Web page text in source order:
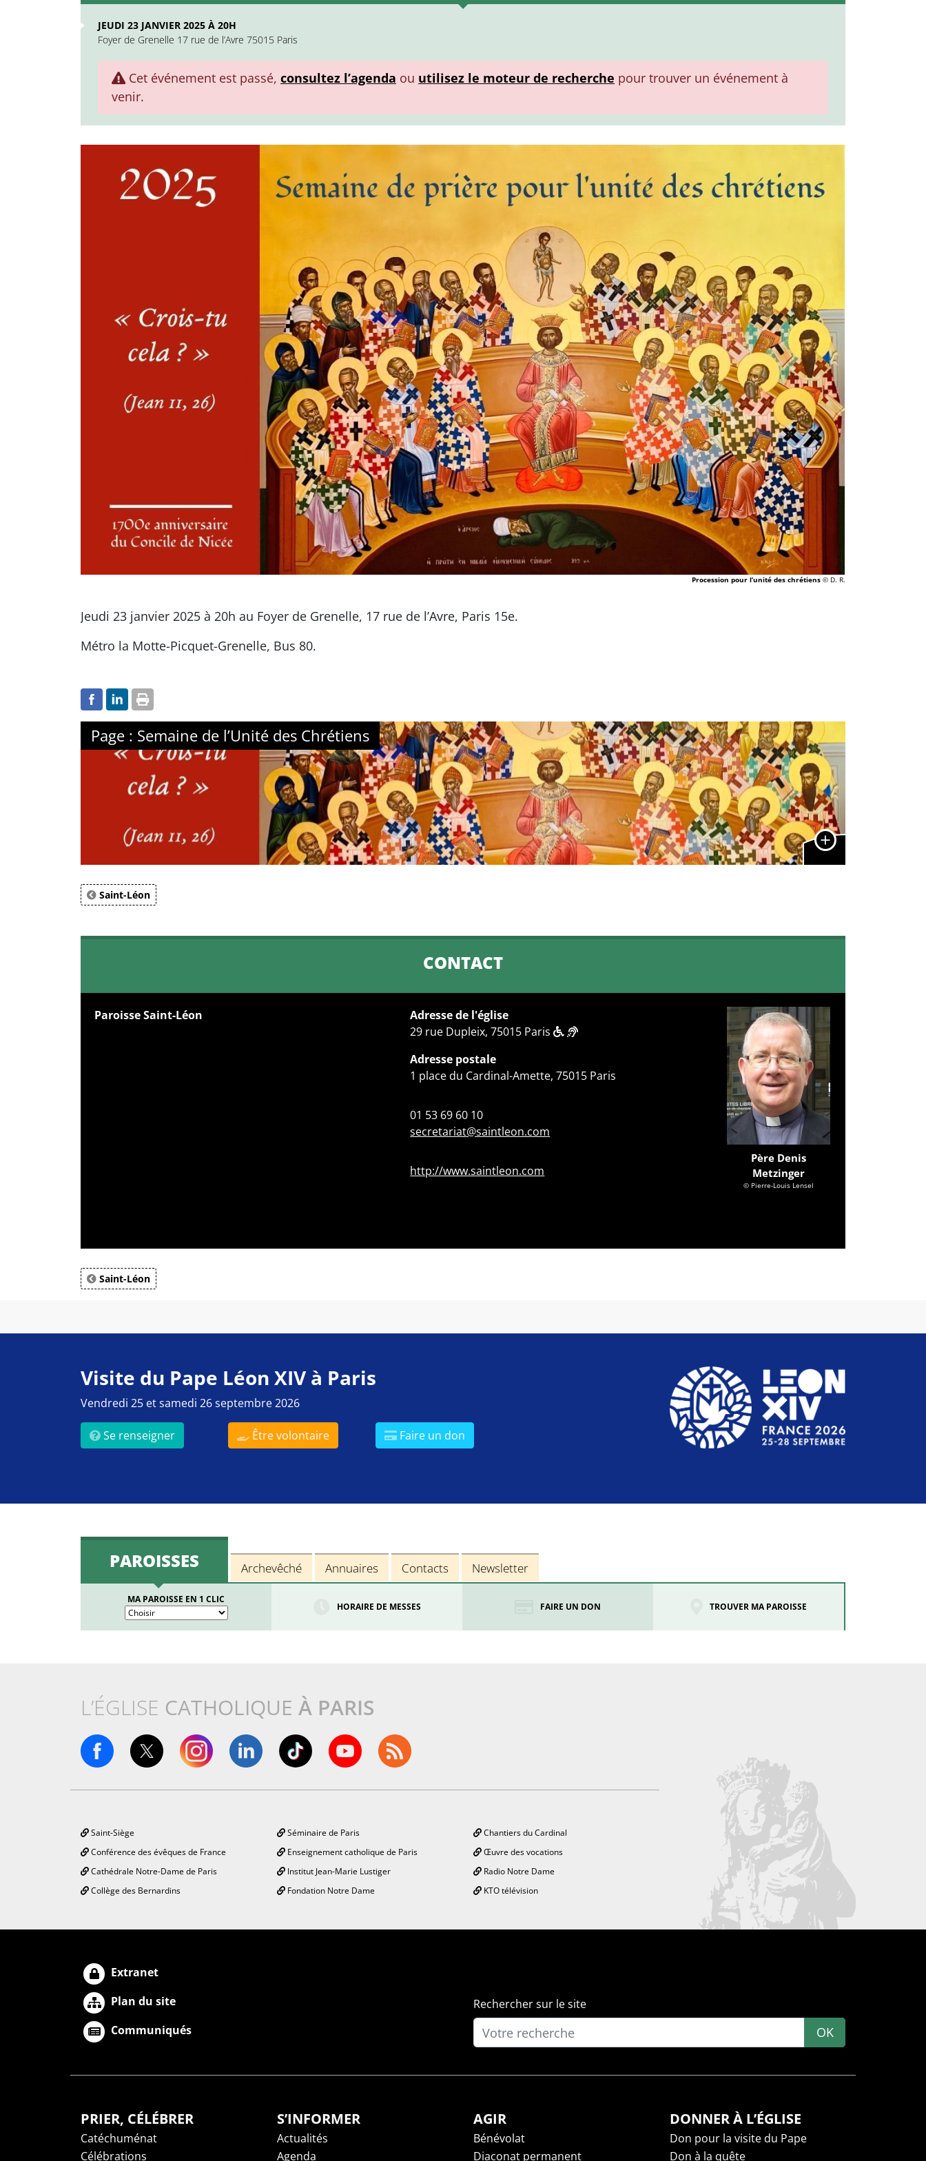
JEUDI 23 JANVIER 2025 À 20H
Foyer de Grenelle 17 rue de l’Avre 75015 Paris
Cet événement est passé, consultez l’agenda ou utilisez le moteur de recherche pour trouver un événement à
venir.
Procession pour l’unité des chrétiens © D. R.
Jeudi 23 janvier 2025 à 20h au Foyer de Grenelle, 17 rue de l’Avre, Paris 15e.
Métro la Motte-Picquet-Grenelle, Bus 80.
Page : Semaine de l’Unité des Chrétiens
Saint-Léon
CONTACT
Paroisse Saint-Léon
Adresse de l'église
29 rue Dupleix, 75015 Paris
Adresse postale
1 place du Cardinal-Amette, 75015 Paris
01 53 69 60 10
secretariat@saintleon.com
http://www.saintleon.com
Père Denis
Metzinger
© Pierre-Louis Lensel
Saint-Léon
Visite du Pape Léon XIV à Paris
Vendredi 25 et samedi 26 septembre 2026
Se renseigner Être volontaire Faire un don
PAROISSES Archevêché Annuaires Contacts Newsletter
MA PAROISSE EN 1 CLIC
HORAIRE DE MESSES FAIRE UN DON TROUVER MA PAROISSE
L’ÉGLISE CATHOLIQUE À PARIS
Saint-Siège
Conférence des évêques de France
Cathédrale Notre-Dame de Paris
Collège des Bernardins
Séminaire de Paris
Enseignement catholique de Paris
Institut Jean-Marie Lustiger
Fondation Notre Dame
Chantiers du Cardinal
Œuvre des vocations
Radio Notre Dame
KTO télévision
Extranet
Plan du site
Communiqués
Rechercher sur le site
OK
PRIER, CÉLÉBRER
Catéchuménat
Célébrations
S’INFORMER
Actualités
Agenda
AGIR
Bénévolat
Diaconat permanent
DONNER À L’ÉGLISE
Don pour la visite du Pape
Don à la quête